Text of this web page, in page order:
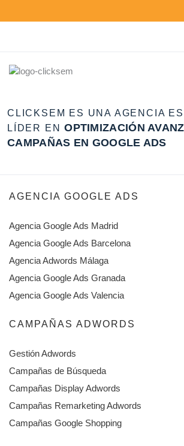
CLICKSEM ES UNA AGENCIA
LÍDER ENOPTIMIZACIÓN
CAMPAÑAS EN GOOGLE ADS
AGENCIA GOOGLE ADS
Agencia Google Ads Madrid
Agencia Google Ads Barcelona
Agencia Adwords Málaga
Agencia Google Ads Granada
Agencia Google Ads Valencia
CAMPAÑAS ADWORDS
Gestión Adwords
Campañas de Búsqueda
Campañas Display Adwords
Campañas Remarketing Adwords
Campañas Google Shopping